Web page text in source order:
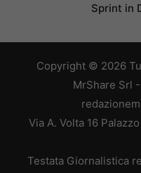
Sprint in
Copyright © 2026
MrShare Srl
Via A. Volta 16
Testata Giornalistica